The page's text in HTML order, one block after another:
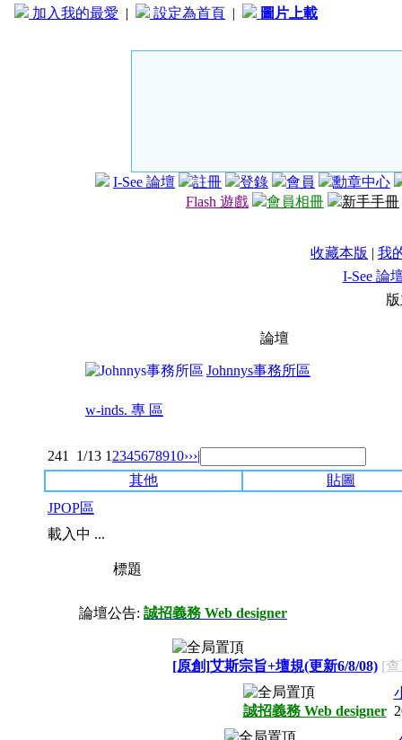
加入我的最愛 | 設定為首頁 | 圖片上載
I-See 論壇 註冊 登錄 會員
勳章中心
Flash 遊戲
會員相冊 新手手冊
收藏本版 | 我
I-See 論
論壇
Johnnys事務所區
w-inds. 專 區
241 1/13 1 2345678910›››|
其他
貼圖
JPOP區
載入中 ...
標題
論壇公告: 誠招義務 Web designer
[原創]艾斯宗旨+壇規(更新6/8/08) [
誠招義務 Web designer